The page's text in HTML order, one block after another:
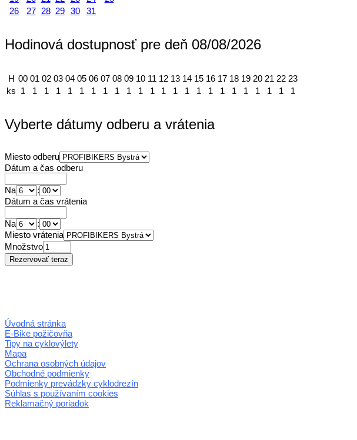
26
27 28 29 30 31
Hodinová dostupnosť pre deň 08/08/2026
H 00 01 02 03 04 05 06 07 08 09 10 11 12 13 14 15 16 17 18 19 20 21 22 23
ks 1 1 1 1 1 1 1 1 1 1 1 1 1 1 1 1 1 1 1 1 1 1 1 1
Vyberte dátumy odberu a vrátenia
Miesto odberu
Dátum a čas odberu
Na
:
Dátum a čas vrátenia
Na
:
Miesto vrátenia
Množstvo
Úvodná stránka
E-Bike požičovňa
Tipy na cyklovýlety
Mapa
Ochrana osobných údajov
Obchodné podmienky
Podmienky prevádzky cyklodrezín
Súhlas s používaním cookies
Reklamačný poriadok